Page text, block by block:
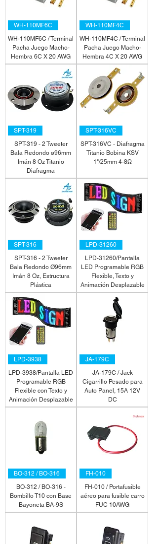
WH-110MF6C
WH-110MF6C / Terminal
Pacha Juego Macho-
Hembra 6C X 20 AWG
WH-110MF4C
WH-110MF4C / Terminal
Pacha Juego Macho-
Hembra 4C X 20 AWG
SPT-319
SPT-319 - 2 Tweeter
Bala Redondo ø96mm
Imán 8 Oz Titanio
Diafragma
SPT-316VC
SPT-316VC - Diafragma
Titanio Bobina KSV
1"/25mm 4-8Ω
SPT-316
SPT-316 - 2 Tweeter
Bala Redondo Ø96mm
Imán 8 Oz, Estructura
Plástica
LPD-31260
LPD-31260/Pantalla
LED Programable RGB
Flexible, Texto y
Animación Desplazable
LPD-3938
LPD-3938/Pantalla LED
Programable RGB
Flexible con Texto y
Animación Desplazable
JA-179C
JA-179C / Jack
Cigarrillo Pesado para
Auto Panel, 15A 12V
DC
BO-312 / BO-316
BO-312 / BO-316 -
Bombillo T10 con Base
Bayoneta BA-9S
FH-010
FH-010 / Portafusible
aéreo para fusible carro
FUC 10AWG